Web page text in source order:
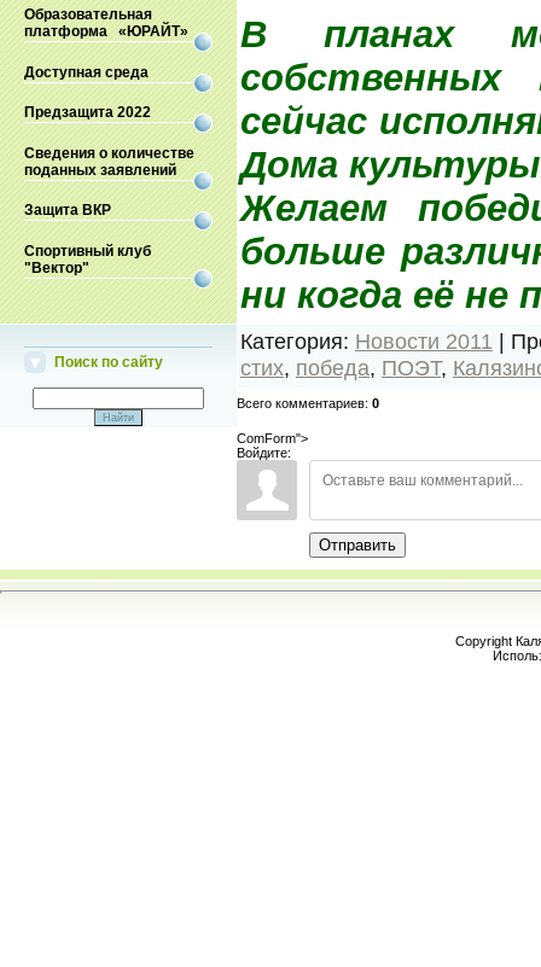
Образовательная
платформа «ЮРАЙТ»
Доступная среда
Предзащита 2022
Сведения о количестве
поданных заявлений
Защита ВКР
Спортивный клуб
"Вектор"
Поиск по сайту
В планах
сейчас
Дома
Желаем
больше
ни когда её не
Категория: Новости 2011 |
стих, победа, ПОЭТ,
Всего комментариев: 0
ComForm">
Войдите:
Отправить
Copyright